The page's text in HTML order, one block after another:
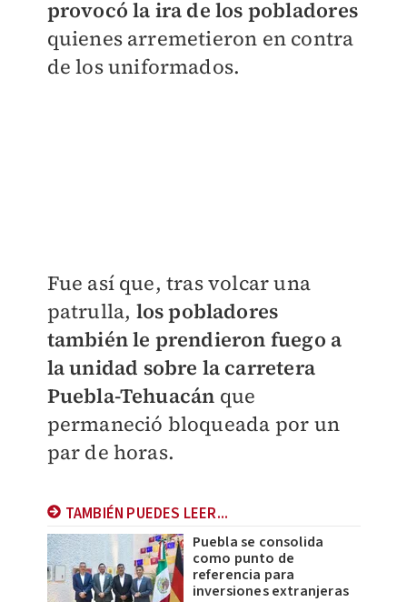
provocó la ira de los pobladores
quienes arremetieron en contra
de los uniformados.
Fue así que, tras volcar una
patrulla, los pobladores
también le prendieron fuego a
la unidad sobre la carretera
Puebla-Tehuacán que
permaneció bloqueada por un
par de horas.
TAMBIÉN PUEDES LEER...
Puebla se consolida
como punto de
referencia para
inversiones extranjeras